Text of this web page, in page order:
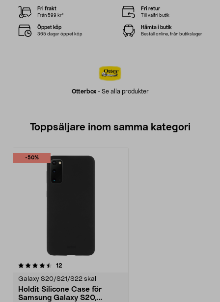
Otterbox- Se alla produkter
Fri frakt
Från 599 kr*
Fri retur
Till valfri butik
Öppet köp
365 dagar öppet köp
Hämta i butik
Beställ online, från butikslager
Toppsäljare inom samma kategori
-50%
12
Galaxy S20/S21/S22 skal
Holdit Silicone Case för
Samsung Galaxy S20,